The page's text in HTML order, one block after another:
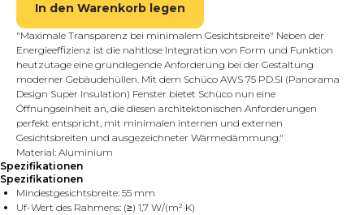
In den Warenkorb legen
"Maximale Transparenz bei minimalem Gesichtsbreite" Neben der
Energieeffizienz ist die nahtlose Integration von Form und Funktion
heutzutage eine grundlegende Anforderung bei der Gestaltung
moderner Gebäudehüllen. Mit dem Schüco AWS 75 PD.SI (Panorama
Design Super Insulation) Fenster bietet Schüco nun eine
Öffnungseinheit an, die diesen architektonischen Anforderungen
perfekt entspricht, mit minimalen internen und externen
Gesichtsbreiten und ausgezeichneter Wärmedämmung."
Material: Aluminium
Spezifikationen
Spezifikationen
Mindestgesichtsbreite: 55 mm
Uf-Wert des Rahmens: (≥) 1,7 W/(m²·K)